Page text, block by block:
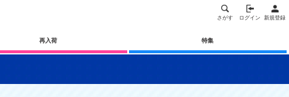
さがす ログイン 新規登録
再入荷 特集